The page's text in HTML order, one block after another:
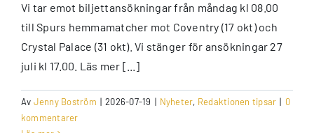
Vi tar emot biljettansökningar från måndag kl 08.00
till Spurs hemmamatcher mot Coventry (17 okt) och
Crystal Palace (31 okt). Vi stänger för ansökningar 27
juli kl 17.00. Läs mer [...]
Av Jenny Boström | 2026-07-19 | Nyheter, Redaktionen tipsar | 0
kommentarer